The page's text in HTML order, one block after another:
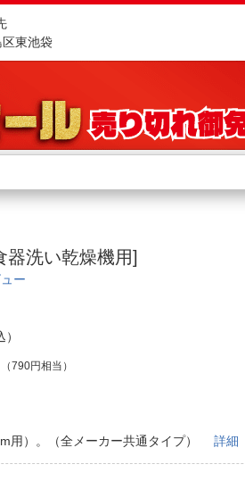
東池袋
がす
さがす
IR
器洗い乾燥機用]
ー
）
（790円相当）
用）。（全メーカー共通タイプ）詳細